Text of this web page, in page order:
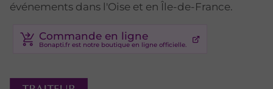
événements dans l'Oise et en Île-de-France.
Commande en ligne